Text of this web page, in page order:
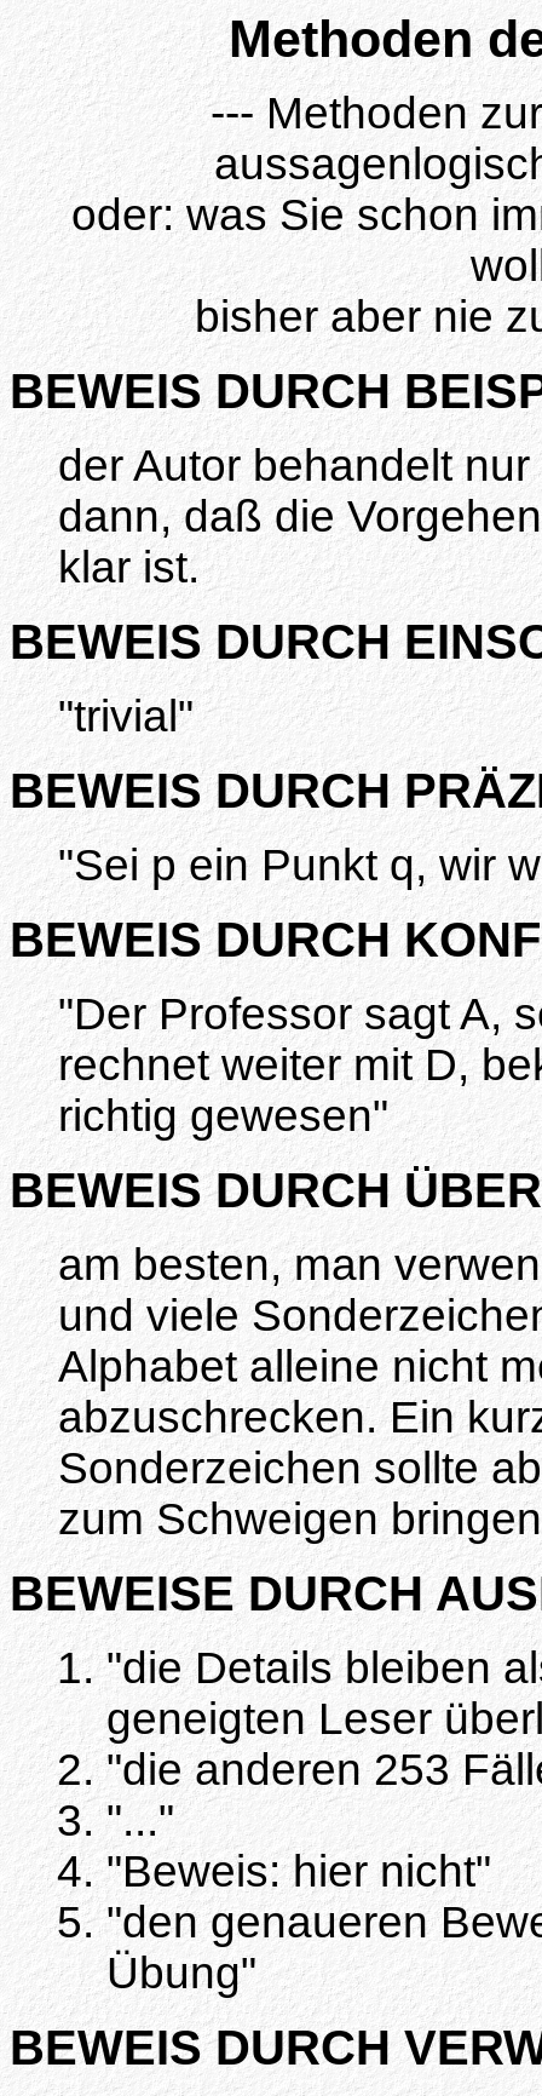
Methoden
--- Methoden
oder: was Sie schon
bisher aber nie
BEWEIS DURCH
der Autor behandelt
dann, daß die
klar ist.
BEWEIS DURCH
"trivial"
BEWEIS DURCH
"Sei p ein Punkt q, wir
BEWEIS DURCH
"Der Professor sagt A,
rechnet weiter mit D,
richtig gewesen"
BEWEIS DURCH
am besten, man
und viele
Alphabet alleine nicht
abzuschrecken. Ein
Sonderzeichen sollte
zum Schweigen
BEWEISE DURCH
"die Details bleiben
geneigten Leser
"die anderen 253
"..."
"Beweis: hier nicht"
"den genaueren
Übung"
BEWEIS DURCH